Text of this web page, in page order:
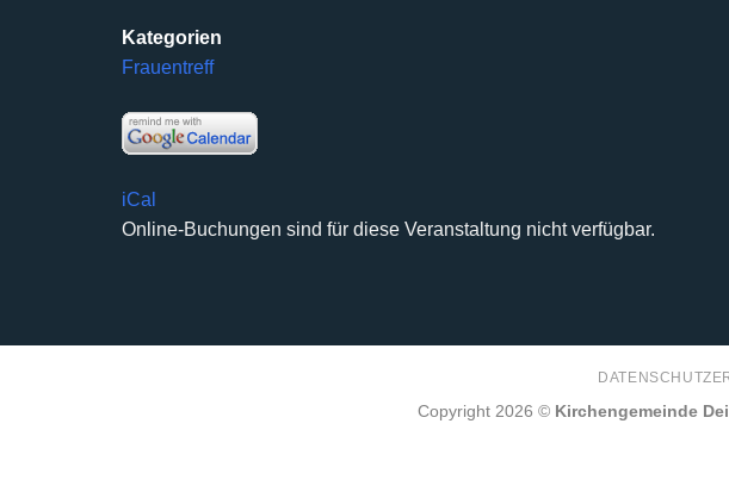
Kategorien
Frauentreff
iCal
Online-Buchungen sind für diese Veranstaltung nicht verfügbar.
Copyright 2026 © Kirchengemeinde